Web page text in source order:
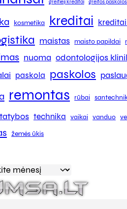
greitieji kreditai greitos paskolos
kosmetika kreditai
maistas maisto papildai
nuoma odontologijos
paskola paskolos
remontas rūbai
technika vaikai vanduo
žemės ūkis